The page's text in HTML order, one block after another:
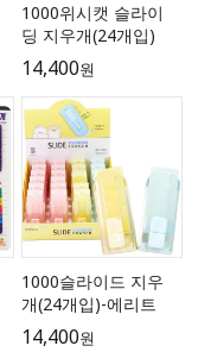
1000위시캣 슬라이
딩 지우개(24개입)
14,400원
1000슬라이드 지우
개(24개입)-에리트
14,400원